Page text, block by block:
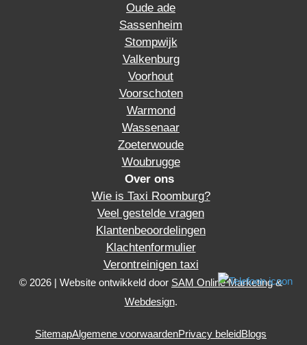
Oude ade
Sassenheim
Stompwijk
Valkenburg
Voorhout
Voorschoten
Warmond
Wassenaar
Zoeterwoude
Woubrugge
Over ons
Wie is Taxi Roomburg?
Veel gestelde vragen
Klantenbeoordelingen
Klachtenformulier
Verontreinigen taxi
© 2026 | Website ontwikkeld door SAM Online Marketing&
Webdesign.
SitemapAlgemene voorwaardenPrivacy beleidBlogs